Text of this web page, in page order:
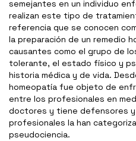
semejantes en un individuo
realizan este tipo de
referencia que se conocen
la preparación de un remedio
causantes como el grupo de
tolerante, el estado físico y
historia médica y de vida.
homeopatía fue objeto de
entre los profesionales en
doctores y tiene defensores
profesionales la han
pseudociencia.